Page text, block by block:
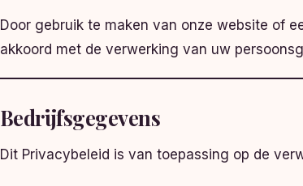
Door gebruik te maken van onze website of
akkoord met de verwerking van uw
Bedrijfsgegevens
Dit Privacybeleid is van toepassing op de